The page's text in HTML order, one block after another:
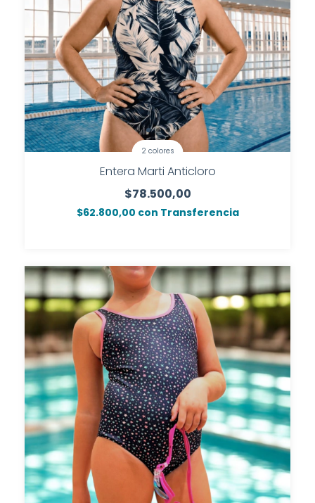
2 colores
Entera Marti Anticloro
$78.500,00
$62.800,00 con Transferencia